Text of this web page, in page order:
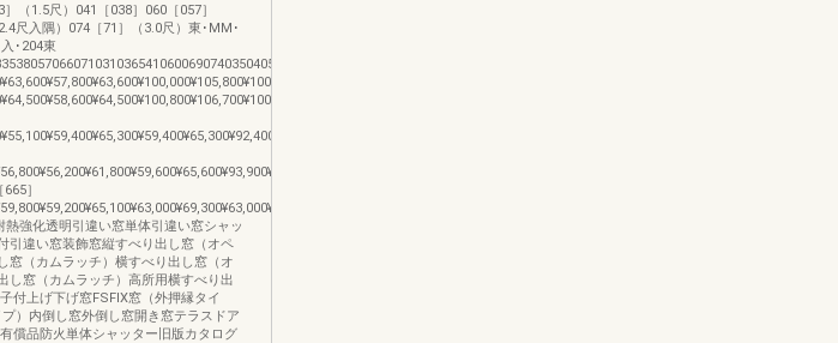
（1.5尺）041［038］060［057］
尺入隅）074［71］（3.0尺）東･MM･
･204東
G/K/D/WHT/G/K/D/WHT/G/K/D/WHT/G/K/D/WHT/G/K/D/WHT/G/K/D/
［663］
［0288］
］
熱強化透明引違い窓単体引違い窓シャッ
引違い窓装飾窓縦すべり出し窓（オペ
窓（カムラッチ）横すべり出し窓（オ
し窓（カムラッチ）高所用横すべり出
付上げ下げ窓FSFIX窓（外押縁タイ
）内倒し窓外倒し窓開き窓テラスドア
償品防火単体シャッター旧版カタログ